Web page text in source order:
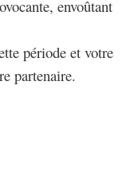
envoûtant
période et votre
partenaire.